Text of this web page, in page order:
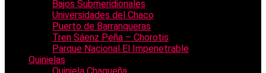
Bajos Submeridionales
Universidades del Chaco
Puerto de Barranqueras
Tren Sáenz Peña – Chorotis
Parque Nacional El Impenetrable
Quinielas